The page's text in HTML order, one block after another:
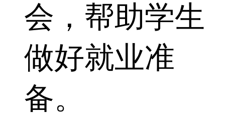
会，帮助学生
做好就业准
备。